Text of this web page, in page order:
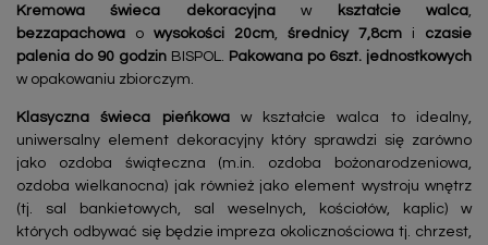
Kremowa świeca dekoracyjnaw kształcie walca
bezzapachowa o wysokości 20cm średnicy 7,8cm i czasie
palenia do 90 godzin BISPOL. Pakowana po 6szt. jednostkowych
w opakowaniu zbiorczym.
Klasyczna świeca pieńkowa w kształcie walca to idealny,
uniwersalny element dekoracyjny który sprawdzi się zarówno
jako ozdoba świąteczna (m.in. ozdoba bożonarodzeniowa,
ozdoba wielkanocna) jak również jako element wystroju wnętrz
(tj. sal bankietowych, sal weselnych, kościołów, kaplic) w
których odbywać się będzie impreza okolicznościowa tj. chrzest,